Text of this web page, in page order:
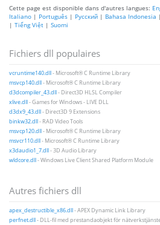
Cette page est disponible dans d'autres langues:
Italiano | Português | Русский | Bahasa Indonesia |
| Tiếng Việt | Suomi
Fichiers dll populaires
vcruntime140.dll- Microsoft® C Runtime Library
msvcp140.dll- Microsoft® C Runtime Library
d3dcompiler_43.dll- Direct3D HLSL Compiler
xlive.dll- Games for Windows - LIVE DLL
d3dx9_43.dll- Direct3D 9 Extensions
binkw32.dll- RAD Video Tools
msvcp120.dll- Microsoft® C Runtime Library
msvcr110.dll- Microsoft® C Runtime Library
x3daudio1_7.dll- 3D Audio Library
wldcore.dll- Windows Live Client Shared Platform Module
Autres fichiers dll
apex_destructible_x86.dll- APEX Dynamic Link Library
perfnet.dll- DLL-fil med prestandaobjekt för